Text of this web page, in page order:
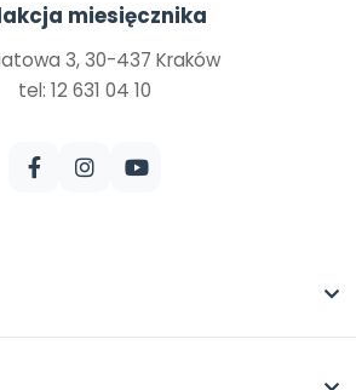
miesięcznika
3, 30-437 Kraków
tel: 12 631 04 10